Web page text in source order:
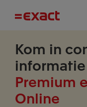
Kom in
Premium
Online